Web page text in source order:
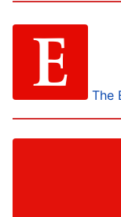
The